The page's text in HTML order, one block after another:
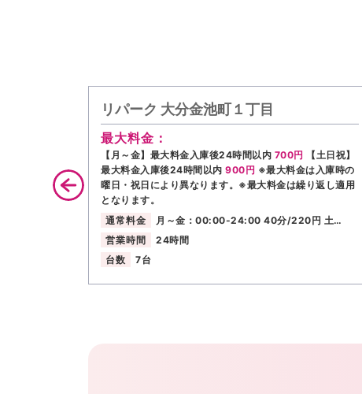
リパーク 大分金池町１丁目
最大料金：
【月～金】最大料金入庫後24時間以内 700円
【土日祝】
最大料金入庫後24時間以内 900円 ※最大料金は入庫時の
曜日・祝日により異なります。※最大料金は繰り返し適用
となります。
通常料金
月～金：00:00-24:00 40分/220円 土…
営業時間
24時間
台数
7台